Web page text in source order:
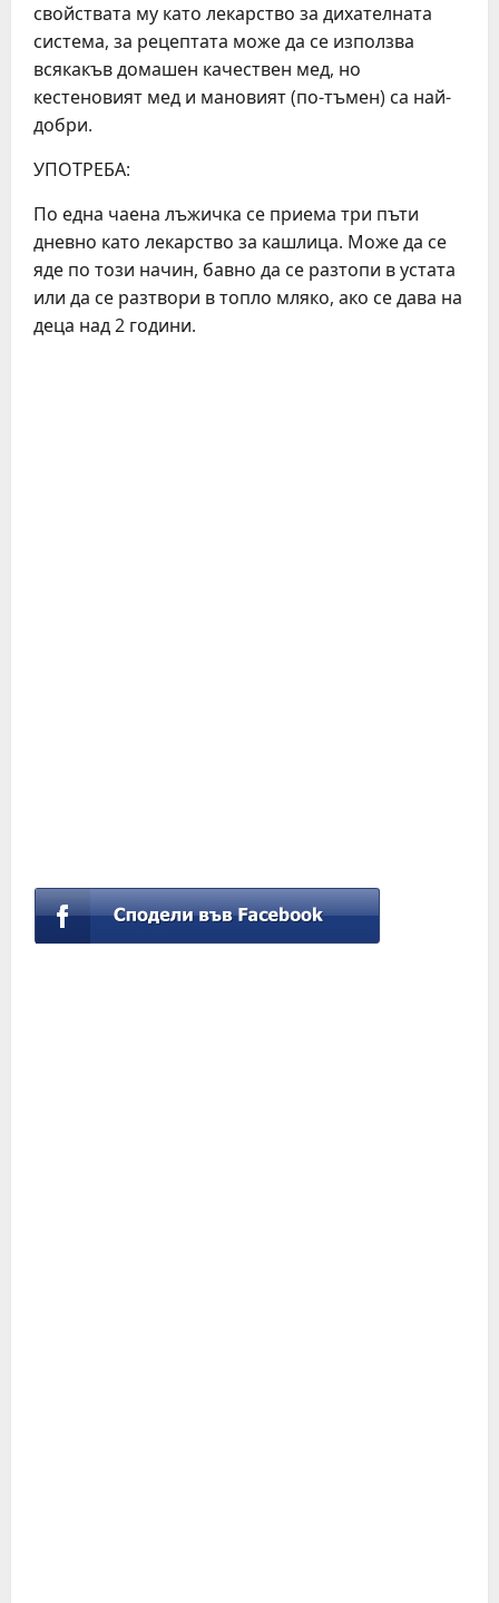
свойствата му като лекарство за дихателната
система, за рецептата може да се използва
всякакъв домашен качествен мед, но
кестеновият мед и мановият (по-тъмен) са най-
добри.
УПОТРЕБА:
По една чаена лъжичка се приема три пъти
дневно като лекарство за кашлица. Може да се
яде по този начин, бавно да се разтопи в устата
или да се разтвори в топло мляко, ако се дава на
деца над 2 години.